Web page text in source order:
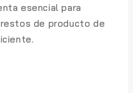
esencial para
de producto de